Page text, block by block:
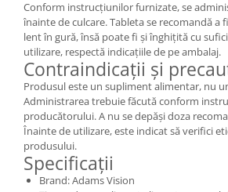
Conform instrucțiunilor furnizate, se
înainte de culcare. Tableta se recomandă a
lent în gură, însă poate fi și înghițită cu
utilizare, respectă indicațiile de pe ambalaj.
Contraindicații și
Produsul este un supliment alimentar, nu
Administrarea trebuie făcută conform
producătorului. A nu se depăși doza
Înainte de utilizare, este indicat să verifici
produsului.
Specificații
Brand: Adams Vision